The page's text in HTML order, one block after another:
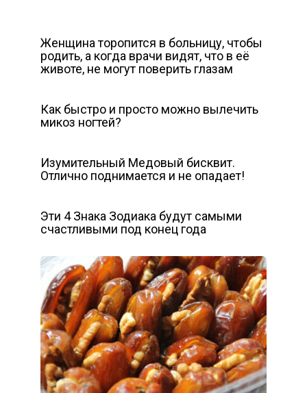
Женщина торопится в больницу, чтобы
родить, а когда врачи видят, что в её
животе, не могут поверить глазам
Как быстро и просто можно вылечить
микоз ногтей?
Изумительный Медовый бисквит.
Отлично поднимается и не опадает!
Эти 4 Знака Зодиака будут самыми
счастливыми под конец года